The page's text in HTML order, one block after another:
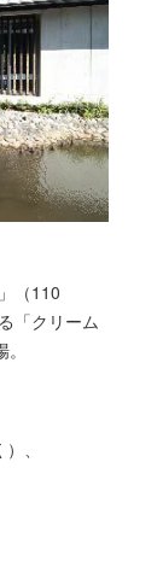
（110
「クリーム
、